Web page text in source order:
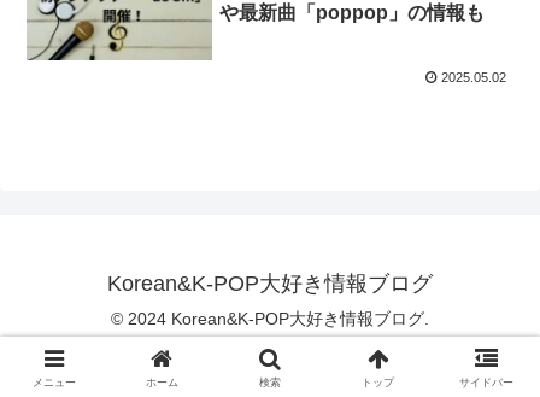
や最新曲「poppop」の情報も
2025.05.02
Korean&K-POP大好き情報ブログ
© 2024 Korean&K-POP大好き情報ブログ.
メニュー ホーム 検索 トップ サイドバー